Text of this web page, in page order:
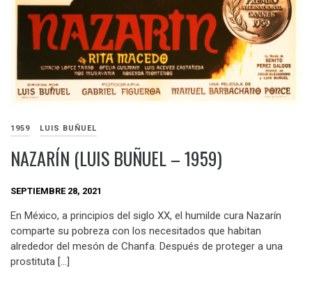
1959 LUIS BUÑUEL
NAZARÍN (LUIS BUÑUEL – 1959)
SEPTIEMBRE 28, 2021
En México, a principios del siglo XX, el humilde cura Nazarín
comparte su pobreza con los necesitados que habitan
alrededor del mesón de Chanfa. Después de proteger a una
prostituta […]